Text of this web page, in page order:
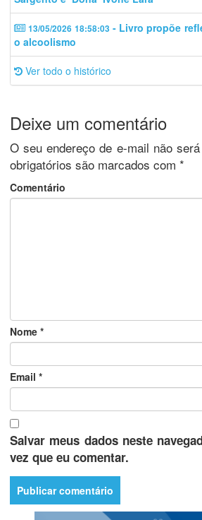
13/05/2026 18:58:03 - Livro propõe
o alcoolismo
Ver todo o histórico
Deixe um comentário
O seu endereço de e-mail não
obrigatórios são marcados com *
Comentário
Nome *
Email *
Salvar meus dados neste
vez que eu comentar.